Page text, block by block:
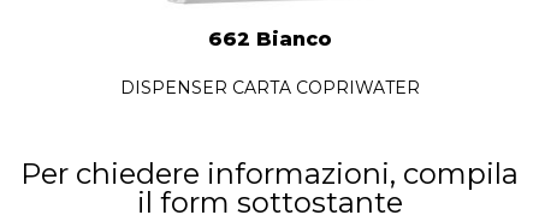
662 Bianco
DISPENSER CARTA COPRIWATER
Per chiedere informazioni, compila
il form sottostante